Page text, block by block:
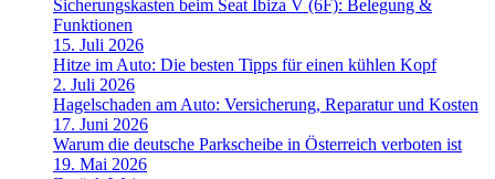
Sicherungskasten beim Seat Ibiza V (6F): Belegung &
Funktionen
15. Juli 2026
Hitze im Auto: Die besten Tipps für einen kühlen Kopf
2. Juli 2026
Hagelschaden am Auto: Versicherung, Reparatur und Kosten
17. Juni 2026
Warum die deutsche Parkscheibe in Österreich verboten ist
19. Mai 2026